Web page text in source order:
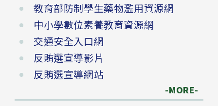
教育部防制學生藥物濫用資源網
中小學數位素養教育資源網
交通安全入口網
反賄選宣導影片
反賄選宣導網站
-MORE-